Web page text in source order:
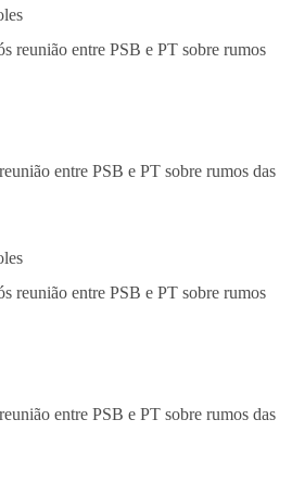
entre PSB e PT sobre rumos das
entre PSB e PT sobre rumos das